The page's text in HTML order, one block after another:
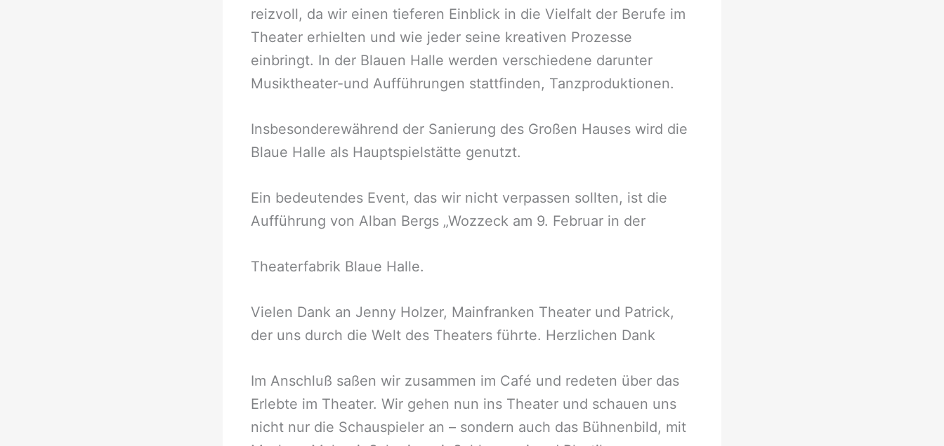
reizvoll, da wir einen tieferen Einblick in die Vielfalt der Berufe im
Theater erhielten und wie jeder seine kreativen Prozesse
einbringt. In der Blauen Halle werden verschiedene darunter
Musiktheater-und Aufführungen stattfinden, Tanzproduktionen.
Insbesonderewährend der Sanierung des Großen Hauses wird die
Blaue Halle als Hauptspielstätte genutzt.
Ein bedeutendes Event, das wir nicht verpassen sollten, ist die
Aufführung von Alban Bergs „Wozzeck am 9. Februar in der
Theaterfabrik Blaue Halle.
Vielen Dank an Jenny Holzer, Mainfranken Theater und Patrick,
der uns durch die Welt des Theaters führte. Herzlichen Dank
Im Anschluß saßen wir zusammen im Café und redeten über das
Erlebte im Theater. Wir gehen nun ins Theater und schauen uns
nicht nur die Schauspieler an – sondern auch das Bühnenbild, mit